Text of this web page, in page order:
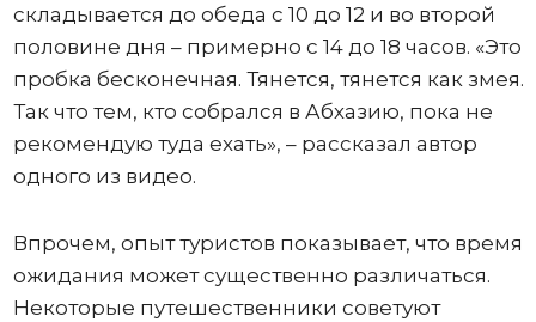
складывается до обеда с 10 до 12 и во второй
половине дня – примерно с 14 до 18 часов. «Это
пробка бесконечная. Тянется, тянется как змея.
Так что тем, кто собрался в Абхазию, пока не
рекомендую туда ехать», – рассказал автор
одного из видео.
Впрочем, опыт туристов показывает, что время
ожидания может существенно различаться.
Некоторые путешественники советуют